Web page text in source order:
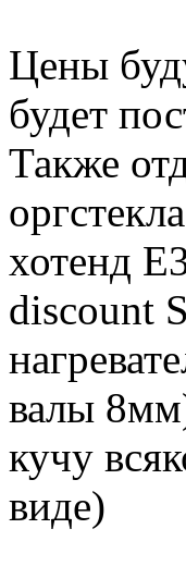
Цены
будет
Также
хотенд
discount
валы
кучу
виде)